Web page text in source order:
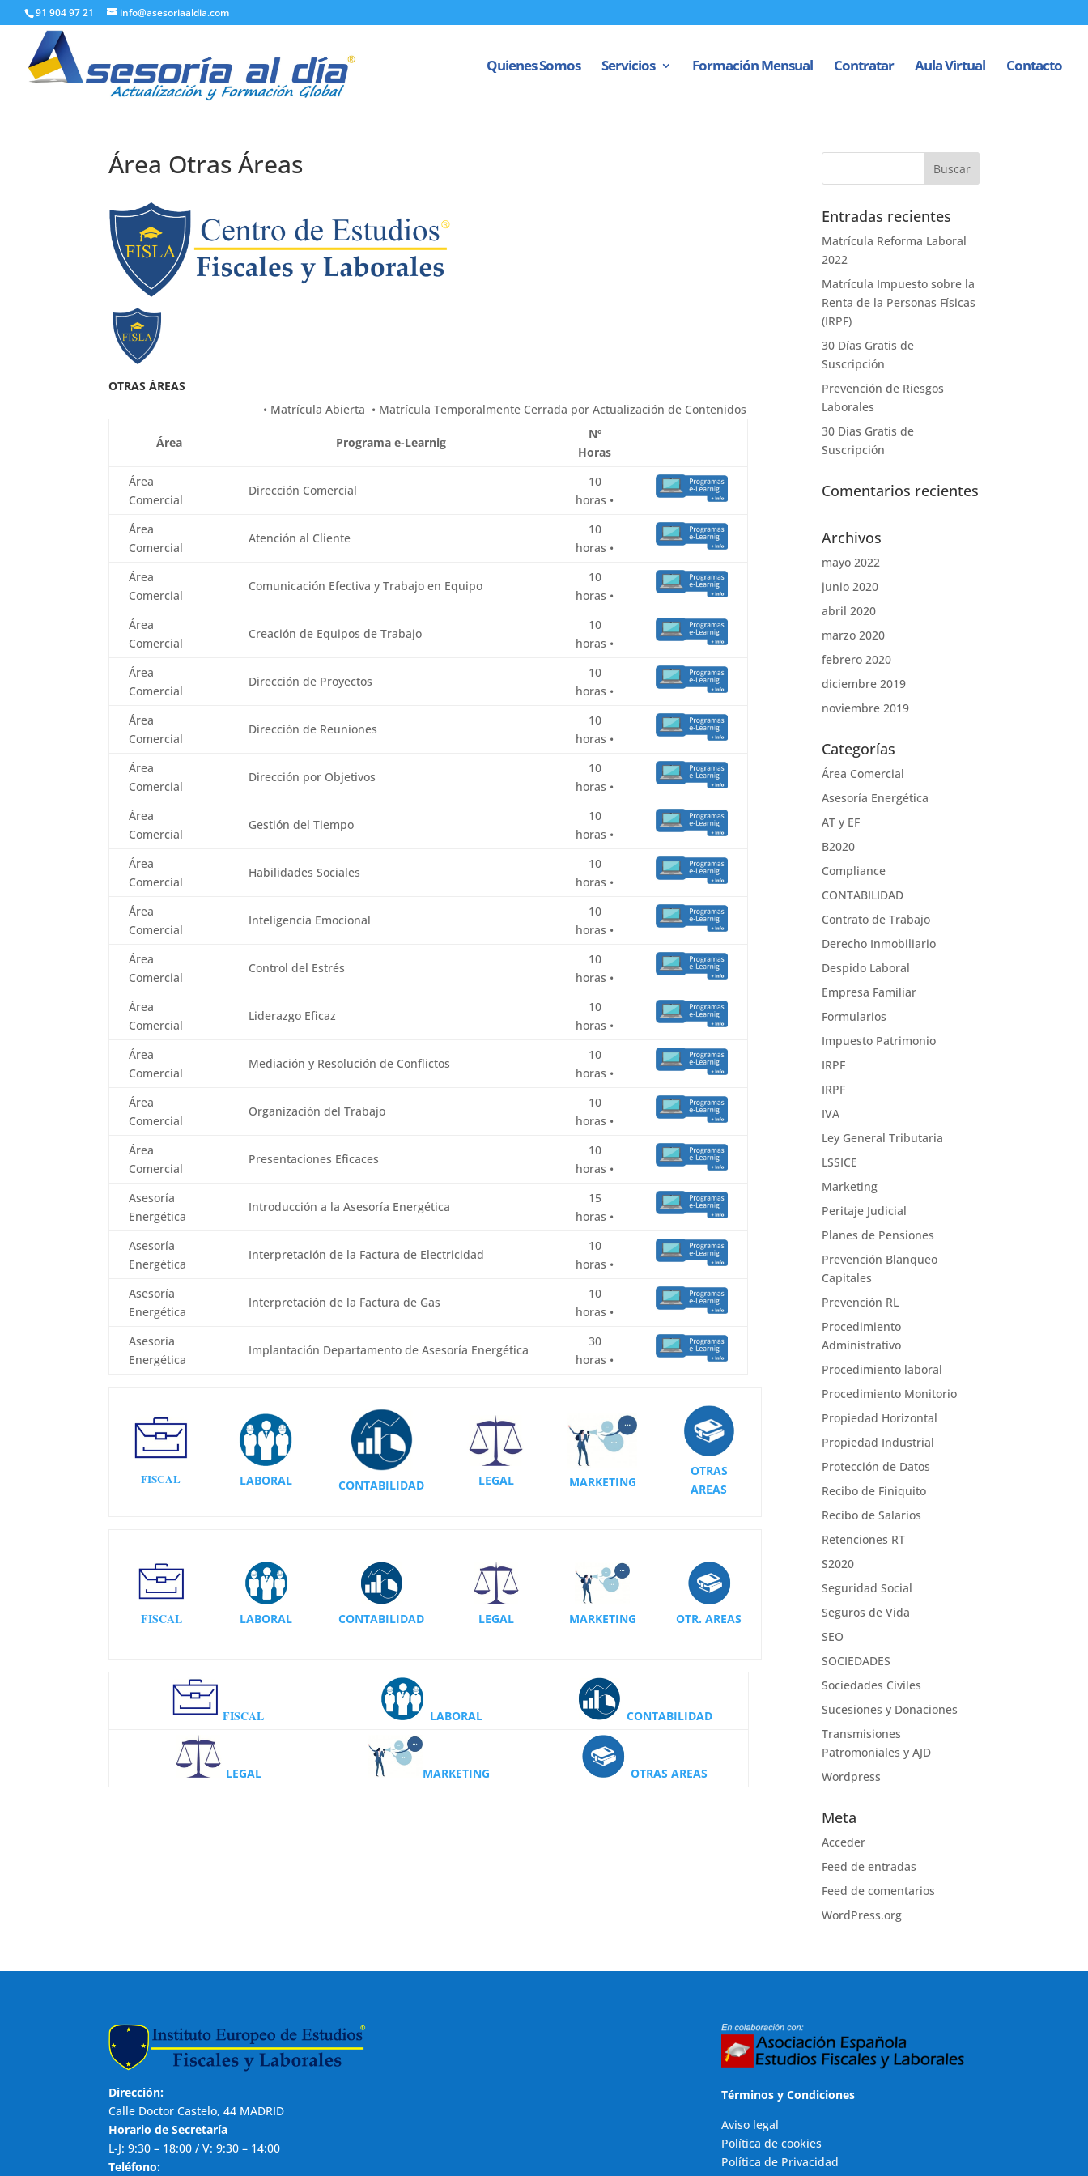
91 904 97 21 info@asesoriaaldia.com
Quienes Somos Servicios Formación Mensual Contratar Aula Virtual Contacto
Área Otras Áreas
OTRAS ÁREAS
• Matrícula Abierta • Matrícula Temporalmente Cerrada por Actualización de Contenidos
Área Programa e-Learnig
Nº
Horas
Área
Comercial
Dirección Comercial
10
horas •
Área
Comercial
Atención al Cliente
10
horas •
Área
Comercial
Comunicación Efectiva y Trabajo en Equipo
10
horas •
Área
Comercial
Creación de Equipos de Trabajo
10
horas •
Área
Comercial
Dirección de Proyectos
10
horas •
Área
Comercial
Dirección de Reuniones
10
horas •
Área
Comercial
Dirección por Objetivos
10
horas •
Área
Comercial
Gestión del Tiempo
10
horas •
Área
Comercial
Habilidades Sociales
10
horas •
Área
Comercial
Inteligencia Emocional
10
horas •
Área
Comercial
Control del Estrés
10
horas •
Área
Comercial
Liderazgo Eficaz
10
horas •
Área
Comercial
Mediación y Resolución de Conflictos
10
horas •
Área
Comercial
Organización del Trabajo
10
horas •
Área
Comercial
Presentaciones Eficaces
10
horas •
Asesoría
Energética
Introducción a la Asesoría Energética
15
horas •
Asesoría
Energética
Interpretación de la Factura de Electricidad
10
horas •
Asesoría
Energética
Interpretación de la Factura de Gas
10
horas •
Asesoría
Energética
Implantación Departamento de Asesoría Energética
30
horas •
FISCAL LABORAL CONTABILIDAD LEGAL MARKETING
OTRAS
AREAS
FISCAL LABORAL CONTABILIDAD LEGAL MARKETING OTR. AREAS
FISCAL LABORAL CONTABILIDAD
LEGAL MARKETING OTRAS AREAS
Entradas recientes
Matrícula Reforma Laboral
2022
Matrícula Impuesto sobre la
Renta de la Personas Físicas
(IRPF)
30 Días Gratis de
Suscripción
Prevención de Riesgos
Laborales
30 Días Gratis de
Suscripción
Comentarios recientes
Archivos
mayo 2022
junio 2020
abril 2020
marzo 2020
febrero 2020
diciembre 2019
noviembre 2019
Categorías
Área Comercial
Asesoría Energética
AT y EF
B2020
Compliance
CONTABILIDAD
Contrato de Trabajo
Derecho Inmobiliario
Despido Laboral
Empresa Familiar
Formularios
Impuesto Patrimonio
IRPF
IRPF
IVA
Ley General Tributaria
LSSICE
Marketing
Peritaje Judicial
Planes de Pensiones
Prevención Blanqueo
Capitales
Prevención RL
Procedimiento
Administrativo
Procedimiento laboral
Procedimiento Monitorio
Propiedad Horizontal
Propiedad Industrial
Protección de Datos
Recibo de Finiquito
Recibo de Salarios
Retenciones RT
S2020
Seguridad Social
Seguros de Vida
SEO
SOCIEDADES
Sociedades Civiles
Sucesiones y Donaciones
Transmisiones
Patromoniales y AJD
Wordpress
Meta
Acceder
Feed de entradas
Feed de comentarios
WordPress.org
Dirección:
Calle Doctor Castelo, 44 MADRID
Horario de Secretaría
L-J: 9:30 – 18:00 / V: 9:30 – 14:00
Teléfono:
Términos y Condiciones
Aviso legal
Política de cookies
Política de Privacidad